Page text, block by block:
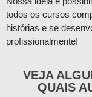
todos os cursos
histórias e se
profissionalmente!
VEJA
QUAIS